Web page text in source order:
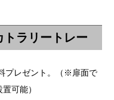
トラリートレー
プレゼント。（※扉面で
可能）